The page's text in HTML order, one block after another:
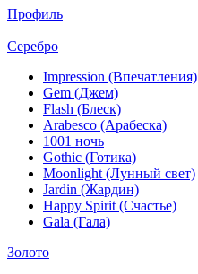
Профиль
Серебро
Impression (Впечатления)
Gem (Джем)
Flash (Блеск)
Arabesco (Арабеска)
1001 ночь
Gothic (Готика)
Moonlight (Лунный свет)
Jardin (Жардин)
Happy Spirit (Счастье)
Gala (Гала)
Золото